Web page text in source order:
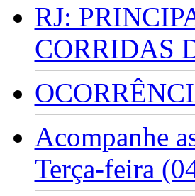
RJ:
CORRIDAS
Acompanhe
Terça-feira